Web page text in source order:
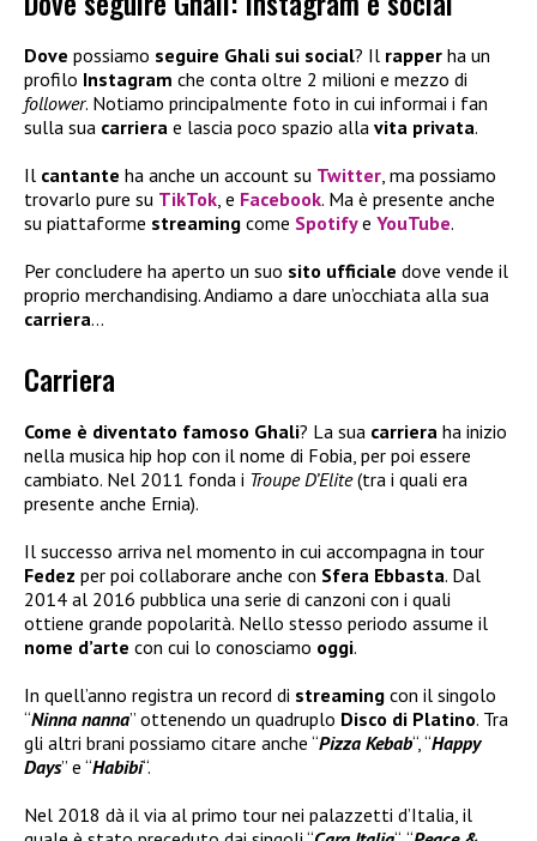
Dove possiamo seguire Ghali sui social? Il rapper ha un
profilo Instagram che conta oltre 2 milioni e mezzo di
follower. Notiamo principalmente foto in cui informai i fan
sulla sua carriera e lascia poco spazio alla vita privata.
Il cantante ha anche un account su Twitter , ma possiamo
trovarlo pure su TikTok , e Facebook. Ma è presente anche
su piattaforme streaming come Spotifye YouTube.
Per concludere ha aperto un suo sito ufficiale dove vende il
proprio merchandising. Andiamo a dare un’occhiata alla sua
carriera…
Carriera
Come è diventato famoso Ghali? La sua carriera ha inizio
nella musica hip hop con il nome di Fobia, per poi essere
cambiato. Nel 2011 fonda i Troupe D’Elite(tra i quali era
presente anche Ernia).
Il successo arriva nel momento in cui accompagna in tour
Fedez per poi collaborare anche con Sfera Ebbasta. Dal
2014 al 2016 pubblica una serie di canzoni con i quali
ottiene grande popolarità. Nello stesso periodo assume il
nome d’arte con cui lo conosciamo oggi.
In quell’anno registra un record di streaming con il singolo
“Ninna nanna” ottenendo un quadruplo Disco di Platino. Tra
gli altri brani possiamo citare anche “Pizza Kebab“, “Happy
Days” e “Habibi“.
Nel 2018 dà il via al primo tour nei palazzetti d’Italia, il